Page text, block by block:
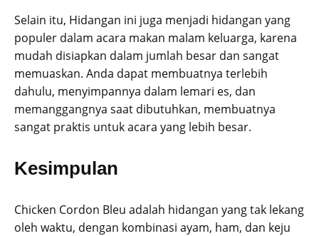
Selain itu, Hidangan ini juga menjadi hidangan yang
populer dalam acara makan malam keluarga, karena
mudah disiapkan dalam jumlah besar dan sangat
memuaskan. Anda dapat membuatnya terlebih
dahulu, menyimpannya dalam lemari es, dan
memanggangnya saat dibutuhkan, membuatnya
sangat praktis untuk acara yang lebih besar.
Kesimpulan
Chicken Cordon Bleu adalah hidangan yang tak lekang
oleh waktu, dengan kombinasi ayam, ham, dan keju